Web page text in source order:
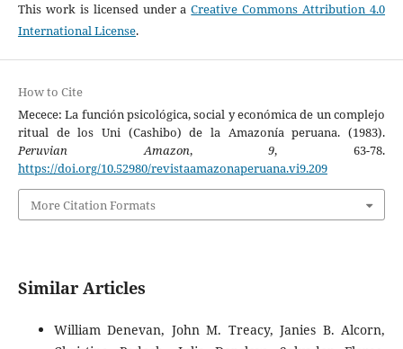
This work is licensed under aCreative Commons Attribution 4.0
International License.
How to Cite
Mecece: La función psicológica, social y económica de un complejo
ritual de los Uni (Cashibo) de la Amazonía peruana. (1983).
Peruvian Amazon,9, 63-78.
https://doi.org/10.52980/revistaamazonaperuana.vi9.209
More Citation Formats
Similar Articles
William Denevan, John M. Treacy, Janies B. Alcorn,